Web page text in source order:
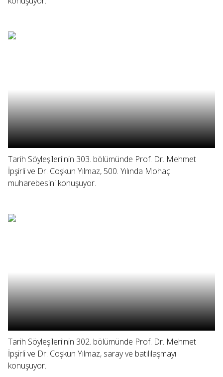
Tarih Söyleşileri'nin 303. bölümünde Prof. Dr. Mehmet
İpşirli ve Dr. Coşkun Yılmaz, 500. Yılında Mohaç
muharebesini konuşuyor.
Tarih Söyleşileri'nin 302. bölümünde Prof. Dr. Mehmet
İpşirli ve Dr. Coşkun Yılmaz, saray ve batılılaşmayı
konuşuyor.